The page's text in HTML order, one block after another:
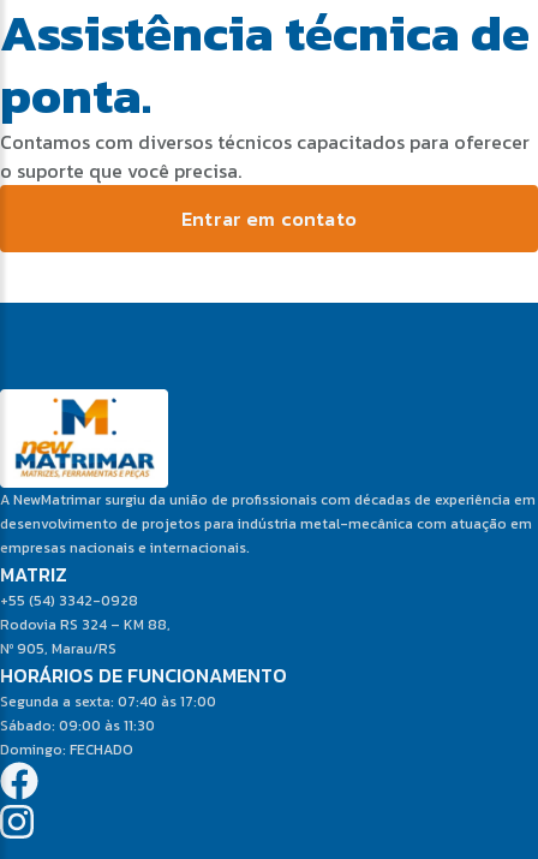
Assistência técnica de
ponta.
Contamos com diversos técnicos capacitados para oferecer
o suporte que você precisa.
Entrar em contato
A NewMatrimar surgiu da união de profissionais com décadas de experiência em
desenvolvimento de projetos para indústria metal-mecânica com atuação em
empresas nacionais e internacionais.
MATRIZ
+55 (54) 3342-0928
Rodovia RS 324 – KM 88,
Nº 905, Marau/RS
HORÁRIOS DE FUNCIONAMENTO
Segunda a sexta: 07:40 às 17:00
Sábado: 09:00 às 11:30
Domingo: FECHADO